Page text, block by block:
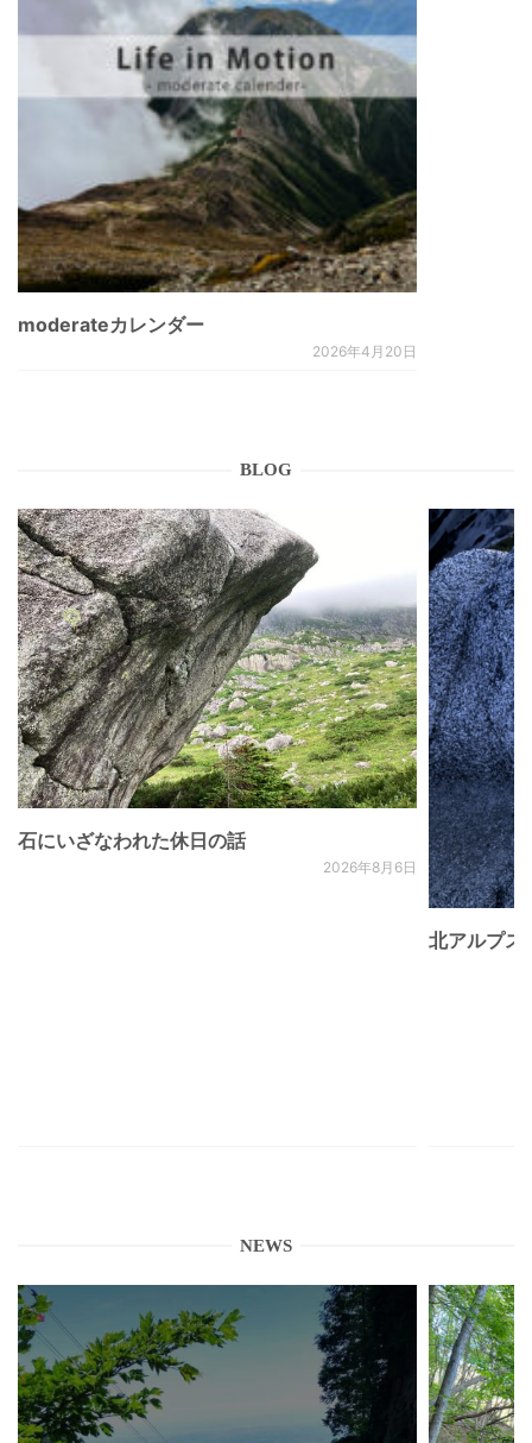
moderateカレンダー
2026年4月20日
BLOG
石にいざなわれた休日の話
2026年8月6日
北アルプ
NEWS